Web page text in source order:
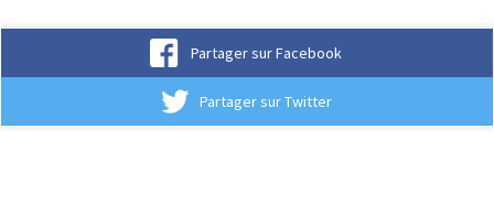
Partager sur Facebook
Partager sur Twitter